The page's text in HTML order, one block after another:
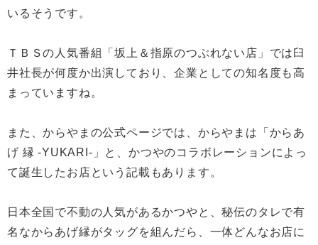
いるそうです。
ＴＢＳの人気番組「坂上＆指原のつぶれない店」では臼
井社長が何度か出演しており、企業としての知名度も高
まっていますね。
また、からやまの公式ページでは、からやまは「からあ
げ 縁 -YUKARI-」と、かつやのコラボレーションによっ
て誕生したお店という記載もあります。
日本全国で不動の人気があるかつやと、秘伝のタレで有
名なからあげ縁がタッグを組んだら、一体どんなお店に